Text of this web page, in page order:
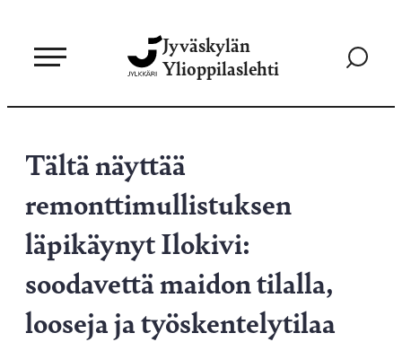
sisältöön
Jyväskylän
Ylioppilaslehti
Siirry
Tältä näyttää
remonttimullistuksen
läpikäynyt Ilokivi:
soodavettä maidon tilalla,
looseja ja työskentelytilaa